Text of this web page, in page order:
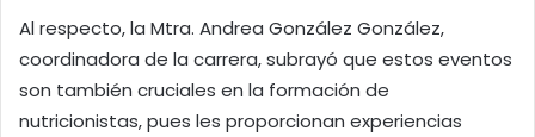
Al respecto, la Mtra. Andrea González González,
coordinadora de la carrera, subrayó que estos eventos
son también cruciales en la formación de
nutricionistas, pues les proporcionan experiencias